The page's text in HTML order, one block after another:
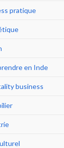
pratique
en Inde
business